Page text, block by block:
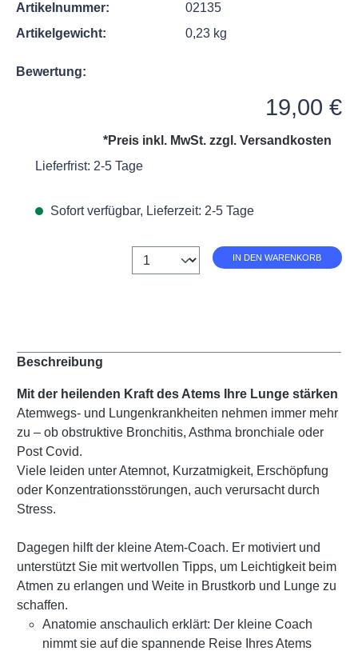
Artikelnummer:
02135
Artikelgewicht:
0,23 kg
Bewertung:
19,00 €
*Preis inkl. MwSt. zzgl. Versandkosten
Lieferfrist: 2-5 Tage
Sofort verfügbar, Lieferzeit: 2-5 Tage
Anzahl IN DEN WARENKORB
Beschreibung
Mit der heilenden Kraft des Atems Ihre Lunge stärken
Atemwegs- und Lungenkrankheiten nehmen immer mehr
zu – ob obstruktive Bronchitis, Asthma bronchiale oder
Post Covid.
Viele leiden unter Atemnot, Kurzatmigkeit, Erschöpfung
oder Konzentrationsstörungen, auch verursacht durch
Stress.
Dagegen hilft der kleine Atem-Coach. Er motiviert und
unterstützt Sie mit wertvollen Tipps, um Leichtigkeit beim
Atmen zu erlangen und Weite in Brustkorb und Lunge zu
schaffen.
Anatomie anschaulich erklärt: Der kleine Coach
nimmt sie auf die spannende Reise Ihres Atems